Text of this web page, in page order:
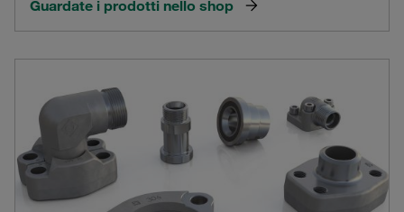
Guardate i prodotti nello shop